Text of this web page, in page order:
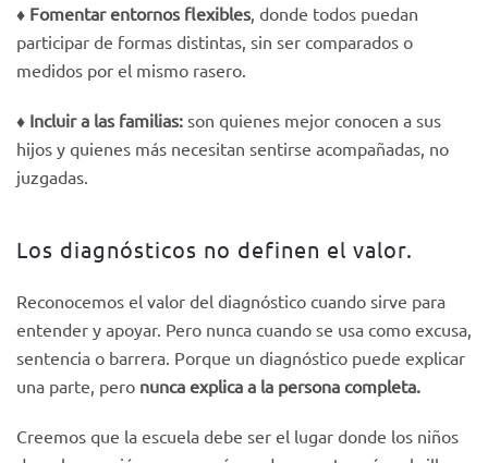
♦️ Fomentar entornos flexibles , donde todos puedan
participar de formas distintas, sin ser comparados o
medidos por el mismo rasero.
♦️ Incluir a las familias: son quienes mejor conocen a sus
hijos y quienes más necesitan sentirse acompañadas, no
juzgadas.
Los diagnósticos no definen el valor.
Reconocemos el valor del diagnóstico cuando sirve para
entender y apoyar. Pero nunca cuando se usa como excusa,
sentencia o barrera. Porque un diagnóstico puede explicar
una parte, pero nunca explica a la persona completa.
Creemos que la escuela debe ser el lugar donde los niños